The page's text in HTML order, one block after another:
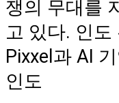
쟁의 무대를
고 있다. 인도
Pixxel과 AI
인도